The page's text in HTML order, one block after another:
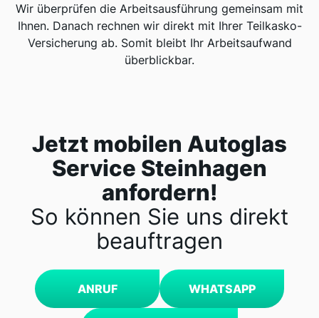
Wir überprüfen die Arbeitsausführung gemeinsam mit
Ihnen. Danach rechnen wir direkt mit Ihrer Teilkasko-
Versicherung ab. Somit bleibt Ihr Arbeitsaufwand
überblickbar.
Jetzt mobilen Autoglas
Service Steinhagen
anfordern!
So können Sie uns direkt
beauftragen
ANRUF WHATSAPP